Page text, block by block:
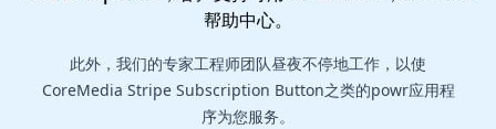
帮助中心。
此外，我们的专家工程师团队昼夜不停地工作，以使
CoreMedia Stripe Subscription Button之类的powr应用程
序为您服务。